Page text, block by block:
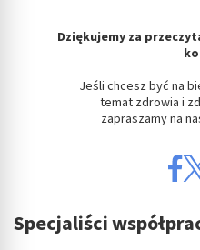
Dziękujemy za
Jeśli chcesz być na
temat zdrowia i
zapraszamy na
Specjaliści